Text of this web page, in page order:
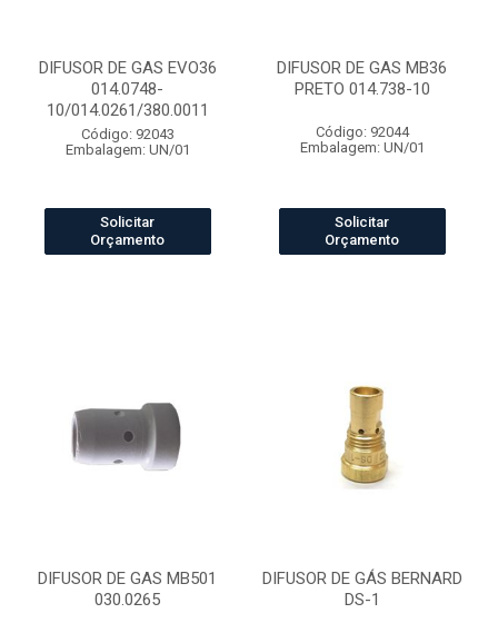
DIFUSOR DE GAS EVO36
014.0748-
10/014.0261/380.0011
Código: 92043
Embalagem: UN/01
Solicitar
Orçamento
DIFUSOR DE GAS MB36
PRETO 014.738-10
Código: 92044
Embalagem: UN/01
Solicitar
Orçamento
DIFUSOR DE GAS MB501
030.0265
DIFUSOR DE GÁS BERNARD
DS-1